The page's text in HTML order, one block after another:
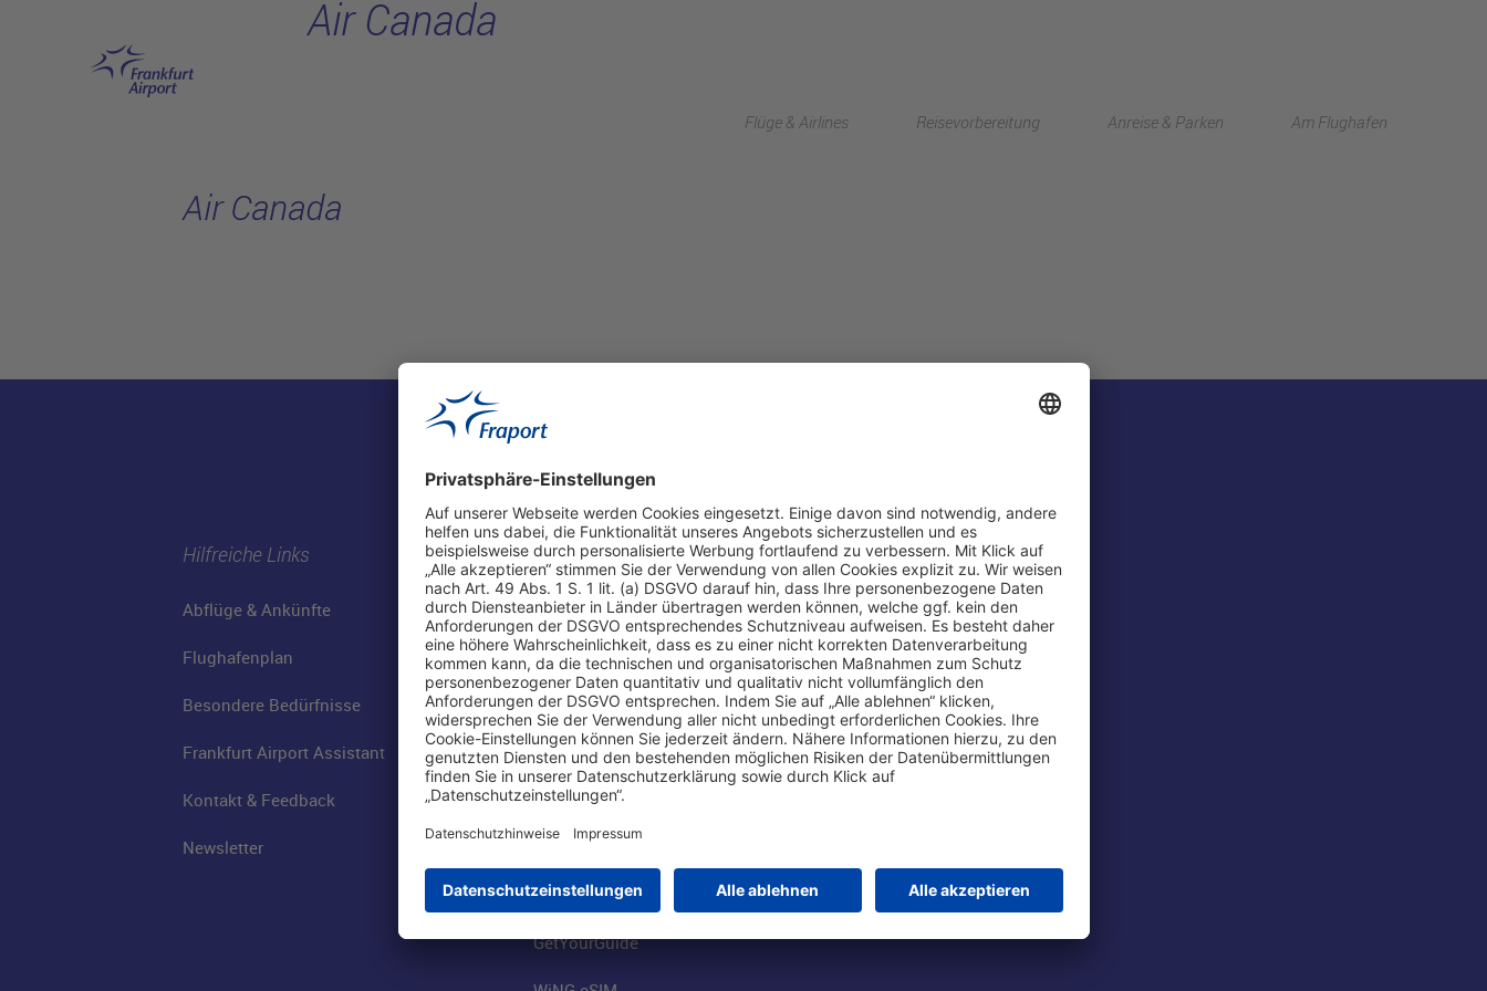
Flüge & Airlines Reisevorbereitung Anreise & Parken Am Flughafen
Air Canada
Air Canada
Hilfreiche Links
Abflüge & Ankünfte
Flughafenplan
Besondere Bedürfnisse
Frankfurt Airport Assistant
Kontakt & Feedback
Newsletter
Online einkaufen & buchen
Parkplätze
Online-Shop
Besucherservices
FRA SmartWay
Hotels am Standort
Mietwagen weltweit
Flüge buchen
GetYourGuide
Über uns
Fraport AG
Business am Airport
FRA Eventlocations
Jobs am Airport
Konzernstrategie